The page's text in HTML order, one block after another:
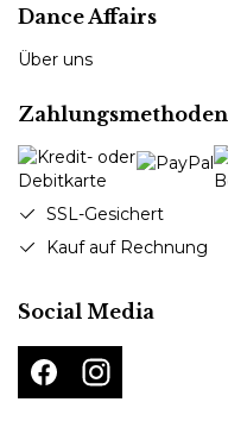
Dance Affairs
Über uns
Zahlungsmethoden
SSL-Gesichert
Kauf auf Rechnung
Social Media